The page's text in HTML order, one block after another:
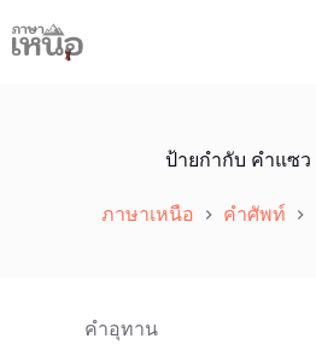
to
content
ป้ายกำกับ คำแซว
ภาษาเหนือ คำศัพท์
คำอุทาน